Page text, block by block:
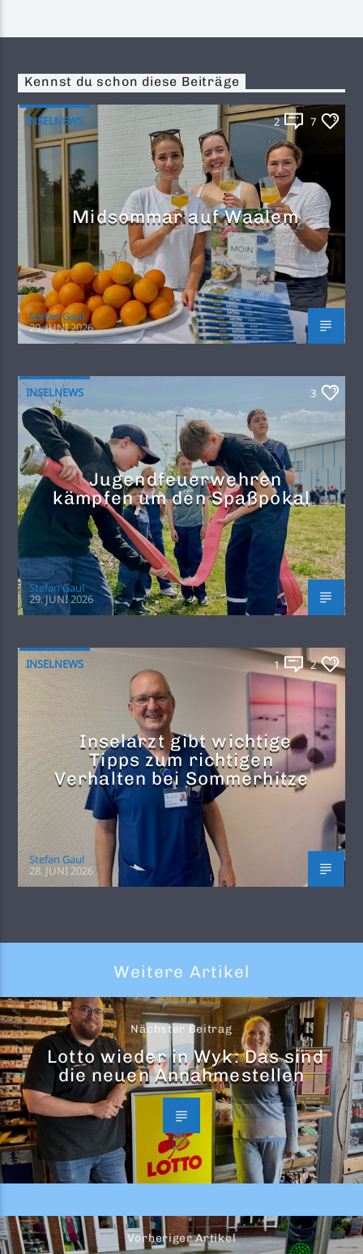
Kennst du schon diese Beiträge
INSELNEWS 2 7
Midsommar auf Waalem
Stefan Gaul
29. JUNI 2026
INSELNEWS 3
Jugendfeuerwehren
kämpfen um den Spaßpokal
Stefan Gaul
29. JUNI 2026
INSELNEWS 1 2
Inselarzt gibt wichtige
Tipps zum richtigen
Verhalten bei Sommerhitze
Stefan Gaul
28. JUNI 2026
Weitere Artikel
Nächster Beitrag
Lotto wieder in Wyk: Das sind
die neuen Annahmestellen
Vorheriger Artikel